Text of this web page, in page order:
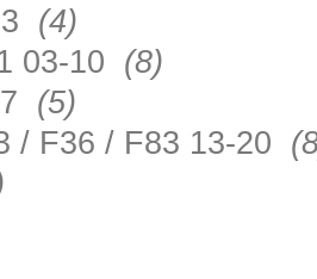
(4)
03-10 (8)
(5)
/ F36 / F83 13-20